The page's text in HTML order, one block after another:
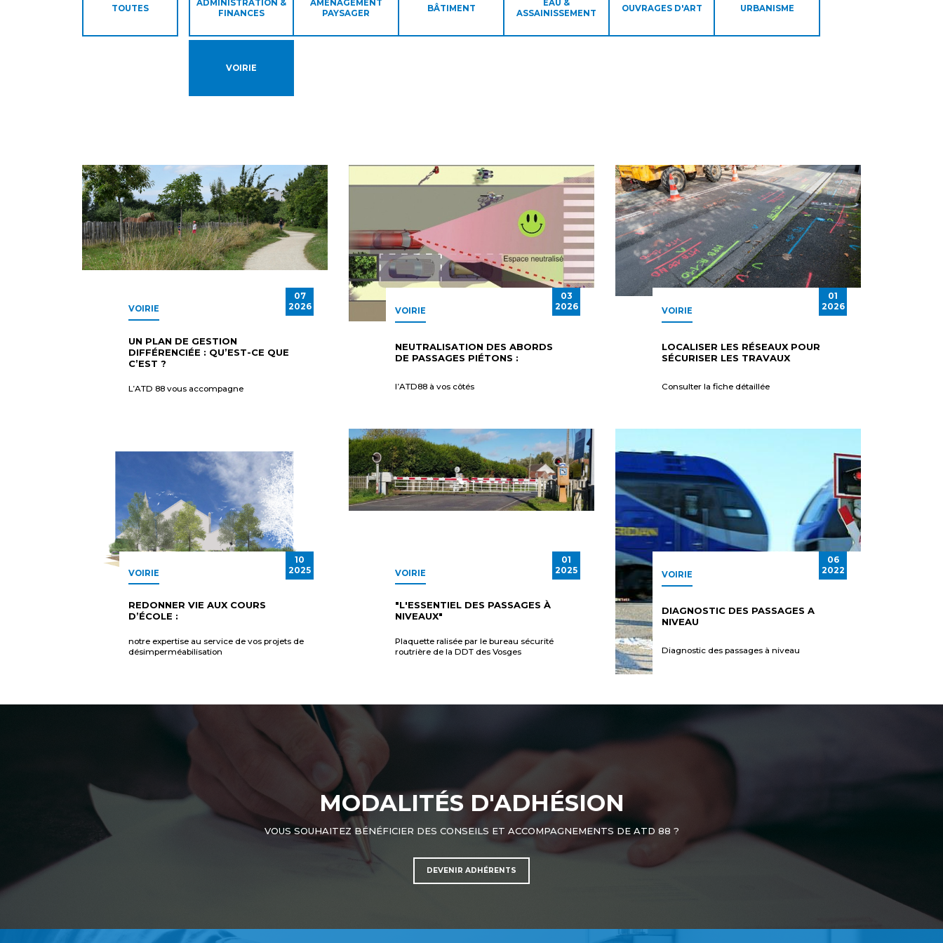
TOUTES
ADMINISTRATION &
FINANCES
AMÉNAGEMENT
PAYSAGER
BÂTIMENT
EAU &
ASSAINISSEMENT
OUVRAGES D'ART URBANISME
VOIRIE
07
2026
VOIRIE
UN PLAN DE GESTION
DIFFÉRENCIÉE : QU’EST-CE QUE
C’EST ?
L’ATD 88 vous accompagne
03
2026
VOIRIE
NEUTRALISATION DES ABORDS
DE PASSAGES PIÉTONS :
l’ATD88 à vos côtés
01
2026
VOIRIE
LOCALISER LES RÉSEAUX POUR
SÉCURISER LES TRAVAUX
Consulter la fiche détaillée
10
2025
VOIRIE
REDONNER VIE AUX COURS
D’ÉCOLE :
notre expertise au service de vos projets de
désimperméabilisation
01
2025
VOIRIE
"L'ESSENTIEL DES PASSAGES À
NIVEAUX"
Plaquette ralisée par le bureau sécurité
routrière de la DDT des Vosges
06
2022
VOIRIE
DIAGNOSTIC DES PASSAGES A
NIVEAU
Diagnostic des passages à niveau
MODALITÉS D'ADHÉSION
VOUS SOUHAITEZ BÉNÉFICIER DES CONSEILS ET ACCOMPAGNEMENTS DE ATD 88 ?
DEVENIR ADHÉRENTS